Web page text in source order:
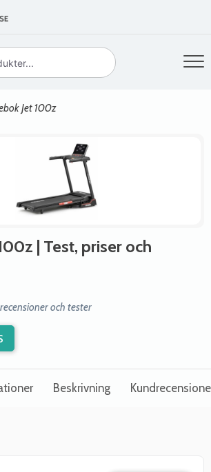
Jet 100z
| Test, priser och
och tester
Beskrivning